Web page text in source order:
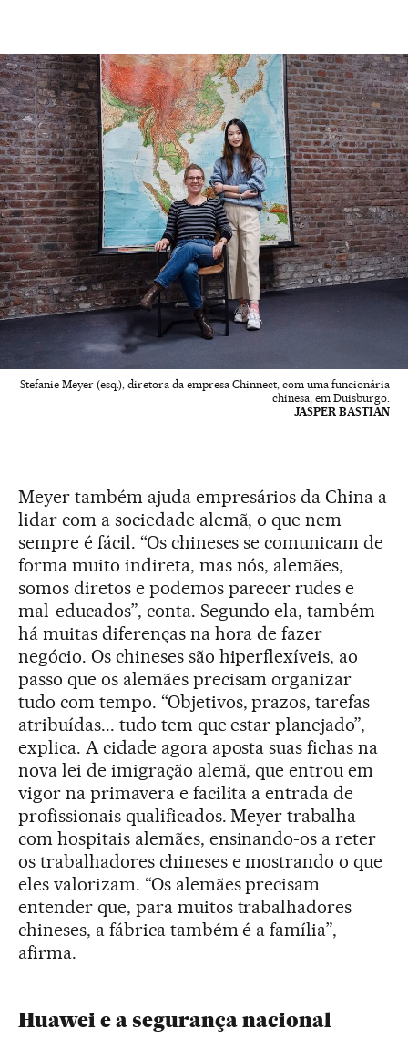
Stefanie Meyer (esq.), diretora da empresa Chinnect, com uma funcionária
chinesa, em Duisburgo.
JASPER BASTIAN
Meyer também ajuda empresários da China a
lidar com a sociedade alemã, o que nem
sempre é fácil. “Os chineses se comunicam de
forma muito indireta, mas nós, alemães,
somos diretos e podemos parecer rudes e
mal-educados”, conta. Segundo ela, também
há muitas diferenças na hora de fazer
negócio. Os chineses são hiperflexíveis, ao
passo que os alemães precisam organizar
tudo com tempo. “Objetivos, prazos, tarefas
atribuídas... tudo tem que estar planejado”,
explica. A cidade agora aposta suas fichas na
nova lei de imigração alemã, que entrou em
vigor na primavera e facilita a entrada de
profissionais qualificados. Meyer trabalha
com hospitais alemães, ensinando-os a reter
os trabalhadores chineses e mostrando o que
eles valorizam. “Os alemães precisam
entender que, para muitos trabalhadores
chineses, a fábrica também é a família”,
afirma.
Huawei e a segurança nacional